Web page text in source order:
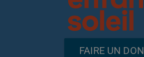
FAIRE UN DON